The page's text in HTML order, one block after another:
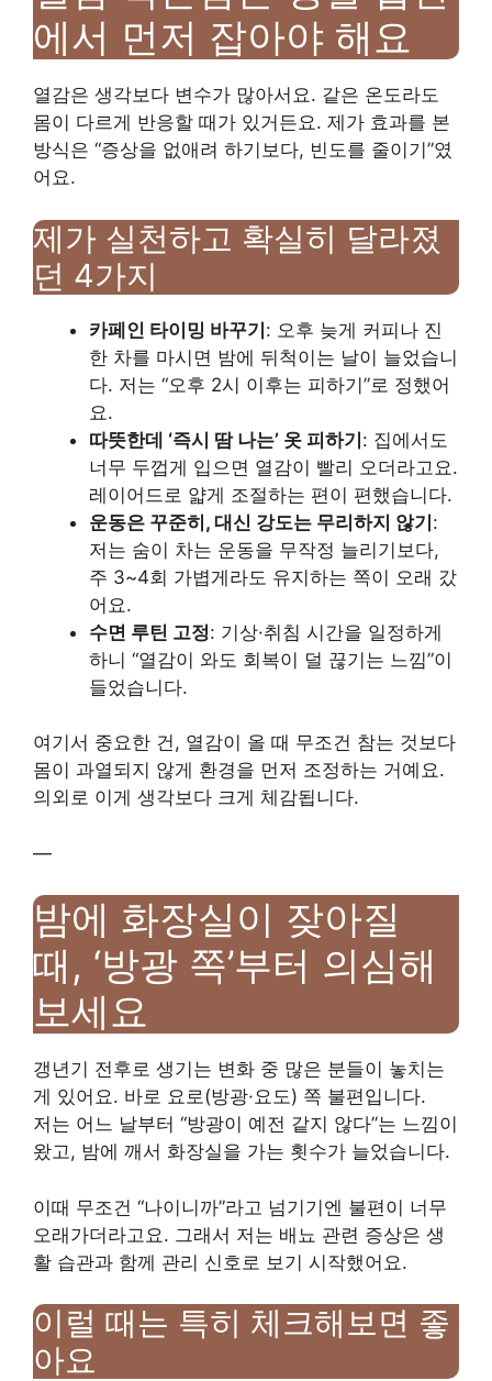
에서 먼저 잡아야 해요
열감은 생각보다 변수가 많아서요. 같은 온도라도
몸이 다르게 반응할 때가 있거든요. 제가 효과를 본
방식은 “증상을 없애려 하기보다, 빈도를 줄이기”였
어요.
제가 실천하고 확실히 달라졌
던 4가지
카페인 타이밍 바꾸기: 오후 늦게 커피나 진
한 차를 마시면 밤에 뒤척이는 날이 늘었습니
다. 저는 “오후 2시 이후는 피하기”로 정했어
요.
따뜻한데 ‘즉시 땀 나는’ 옷 피하기: 집에서도
너무 두껍게 입으면 열감이 빨리 오더라고요.
레이어드로 얇게 조절하는 편이 편했습니다.
운동은 꾸준히, 대신 강도는 무리하지 않기:
저는 숨이 차는 운동을 무작정 늘리기보다,
주 3~4회 가볍게라도 유지하는 쪽이 오래 갔
어요.
수면 루틴 고정: 기상·취침 시간을 일정하게
하니 “열감이 와도 회복이 덜 끊기는 느낌”이
들었습니다.
여기서 중요한 건, 열감이 올 때 무조건 참는 것보다
몸이 과열되지 않게 환경을 먼저 조정하는 거예요.
의외로 이게 생각보다 크게 체감됩니다.
—
밤에 화장실이 잦아질
때, ‘방광 쪽’부터 의심해
보세요
갱년기 전후로 생기는 변화 중 많은 분들이 놓치는
게 있어요. 바로 요로(방광·요도) 쪽 불편입니다.
저는 어느 날부터 “방광이 예전 같지 않다”는 느낌이
왔고, 밤에 깨서 화장실을 가는 횟수가 늘었습니다.
이때 무조건 “나이니까”라고 넘기기엔 불편이 너무
오래가더라고요. 그래서 저는 배뇨 관련 증상은 생
활 습관과 함께 관리 신호로 보기 시작했어요.
이럴 때는 특히 체크해보면 좋
아요